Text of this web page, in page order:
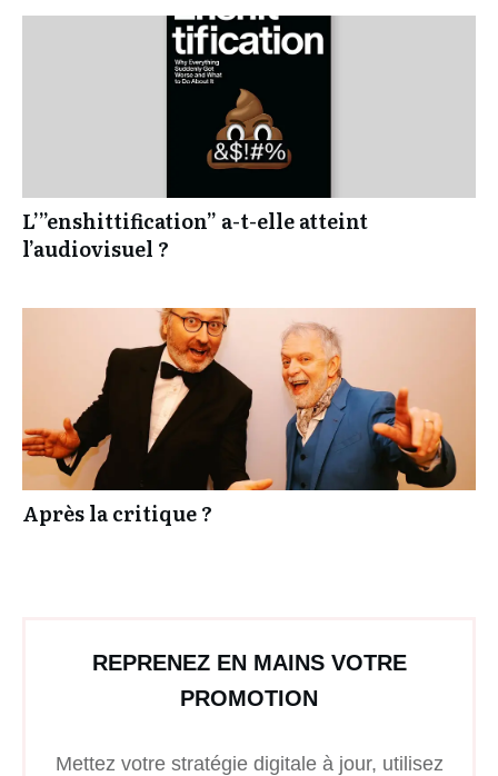
L’”enshittification” a-t-elle atteint
l’audiovisuel ?
Après la critique ?
REPRENEZ EN MAINS VOTRE
PROMOTION
Mettez votre stratégie digitale à jour, utilisez